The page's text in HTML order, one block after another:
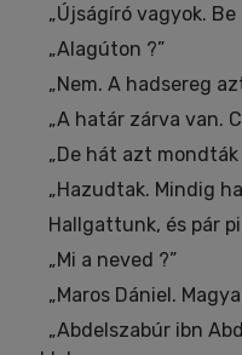
„Újságíró vagyok. Be
„Alagúton ?”
„Nem. A hadsereg
„A határ zárva van.
„De hát azt mondták
„Hazudtak. Mindig
Hallgattunk, és pár
„Mi a neved ?”
„Maros Dániel.
„Abdelszabúr ibn